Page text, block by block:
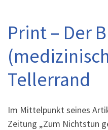
Print – Der
Tellerrand
Im Mittelpunkt seines
Zeitung „Zum Nichtstun